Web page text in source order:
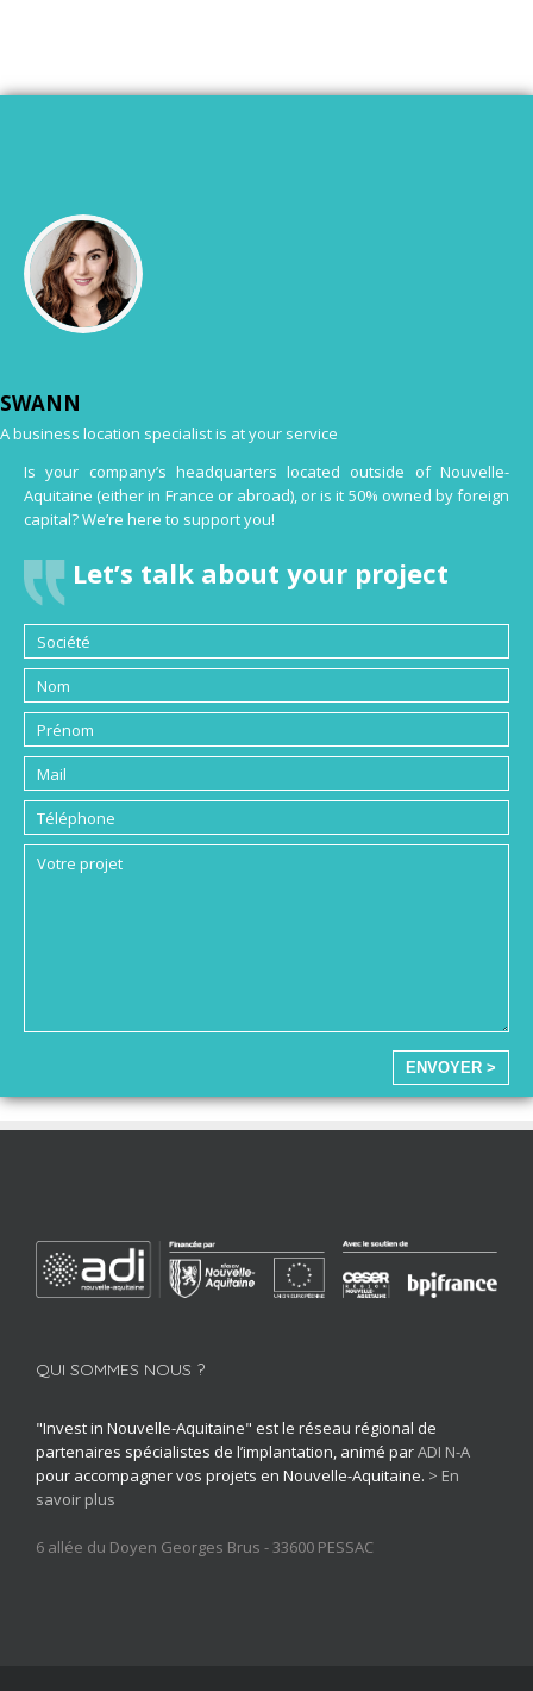
SWANN
A business location specialist is at your service
Is your company’s headquarters located outside of Nouvelle-
Aquitaine (either in France or abroad), or is it 50% owned by foreign
capital? We’re here to support you!
Let’s talk about your project
ENVOYER >
QUI SOMMES NOUS ?
"Invest in Nouvelle-Aquitaine" est le réseau régional de
partenaires spécialistes de l’implantation, animé parADI N-A
pour accompagner vos projets en Nouvelle-Aquitaine. > En
savoir plus
6 allée du Doyen Georges Brus - 33600 PESSAC